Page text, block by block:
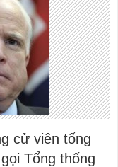
cử viên tổng
Tổng thống